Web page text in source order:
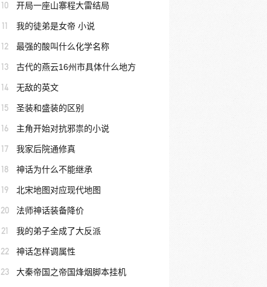
10 开局一座山寨程大雷结局
11 我的徒弟是女帝 小说
12 最强的酸叫什么化学名称
13 古代的燕云16州市具体什么地方
14 无敌的英文
15 圣装和盛装的区别
16 主角开始对抗邪祟的小说
17 我家后院通修真
18 神话为什么不能继承
19 北宋地图对应现代地图
20 法师神话装备降价
21 我的弟子全成了大反派
22 神话怎样调属性
23 大秦帝国之帝国烽烟脚本挂机